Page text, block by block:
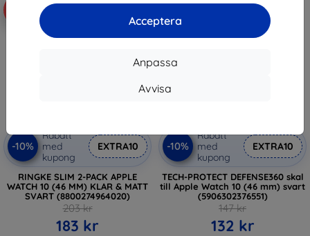
Acceptera
Anpassa
Avvisa
-10%
Rabatt
med
kupong
EXTRA10
RINGKE SLIM 2-PACK APPLE
WATCH 10 (46 MM) KLAR & MATT
SVART (8800274964020)
203 kr
183 kr
-10%
Rabatt
med
kupong
EXTRA10
TECH-PROTECT DEFENSE360 skal
till Apple Watch 10 (46 mm) svart
(5906302376551)
147 kr
132 kr